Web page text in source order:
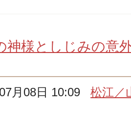
神様としじみの意
月08日 10:09松江／